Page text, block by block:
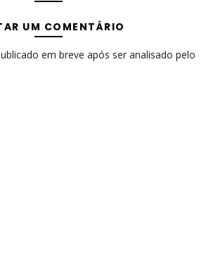
UM COMENTÁRIO
em breve após ser analisado pelo